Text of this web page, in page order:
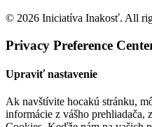
© 2026 Iniciatíva Inakosť. All
Privacy Preference
Upraviť nastavenie
Ak navštívite hocakú stránku,
informácie z vášho prehliadača,